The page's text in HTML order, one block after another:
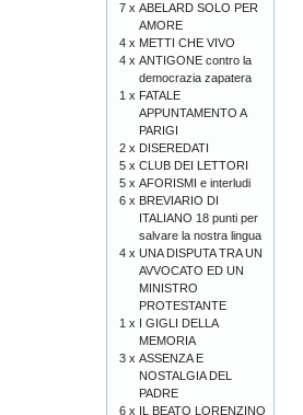
7 x ABELARD SOLO PER
AMORE
4 x METTI CHE VIVO
4 x ANTIGONE contro la
democrazia zapatera
1 x FATALE
APPUNTAMENTO A
PARIGI
2 x DISEREDATI
5 x CLUB DEI LETTORI
5 x AFORISMI e interludi
6 x BREVIARIO DI
ITALIANO 18 punti per
salvare la nostra lingua
4 x UNA DISPUTA TRA UN
AVVOCATO ED UN
MINISTRO
PROTESTANTE
1 x I GIGLI DELLA
MEMORIA
3 x ASSENZA E
NOSTALGIA DEL
PADRE
6 x IL BEATO LORENZINO